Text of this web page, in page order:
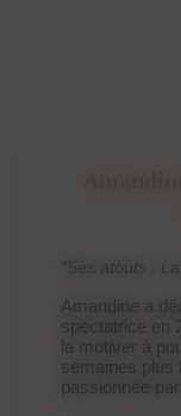
*Ses atouts :
Amandine a
spectatrice en
la motiver à
semaines plus
passionnée